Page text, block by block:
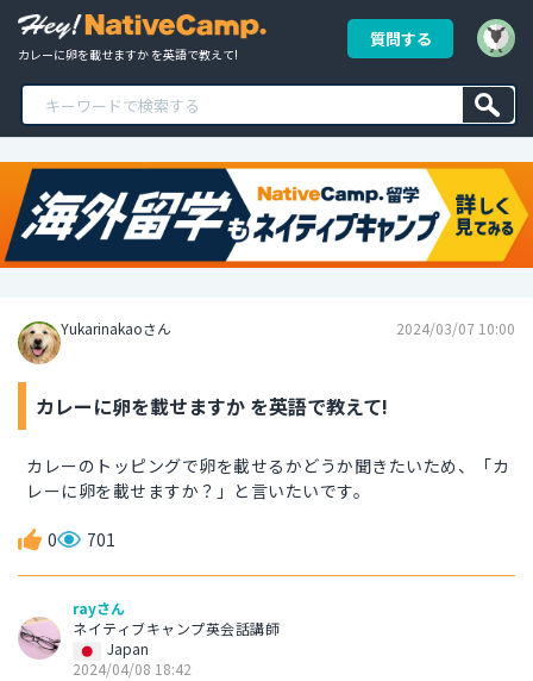
カレーに卵を載せますか を英語で教えて!
質問する
Yukarinakaoさん 2024/03/07 10:00
カレーに卵を載せますか を英語で教えて!
カレーのトッピングで卵を載せるかどうか聞きたいため、「カ
レーに卵を載せますか？」と言いたいです。
0 701
rayさん
ネイティブキャンプ英会話講師
Japan
2024/04/08 18:42